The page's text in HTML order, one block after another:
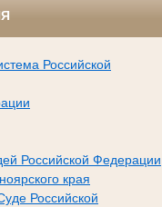
Российской
Российской Федерации
края
Российской